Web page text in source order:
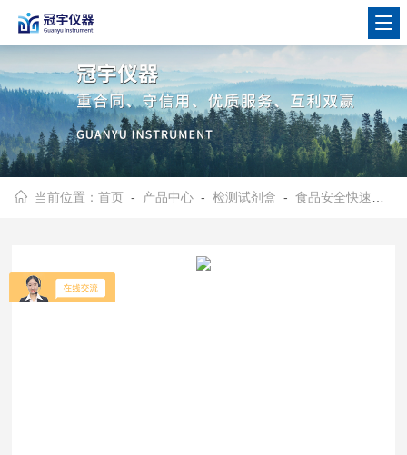
当前位置：首页 - 产品中心 -检测试剂盒 -食品安全快速检测试剂盒